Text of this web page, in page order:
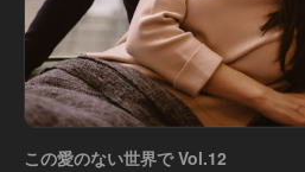
この愛のない世界で Vol.12